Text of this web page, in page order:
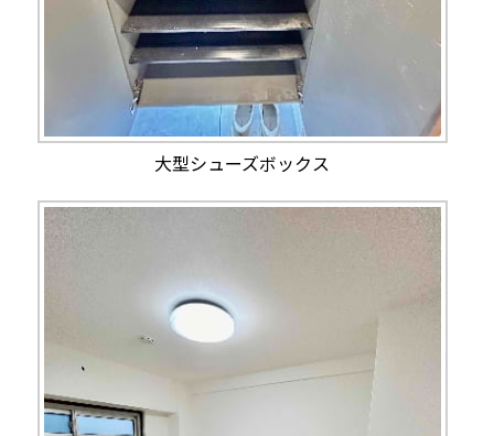
大型シューズボックス